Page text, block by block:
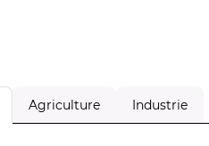
Agriculture Industrie